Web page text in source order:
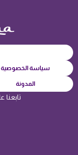
سياسة الخصوصية
المدونة